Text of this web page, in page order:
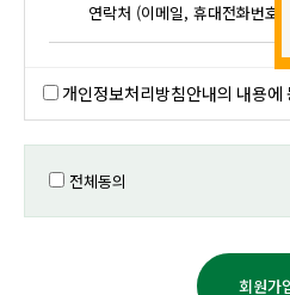
연락처 (이메일, 휴대전화번호)
개인정보처리방침안내의 내용에
전체동의